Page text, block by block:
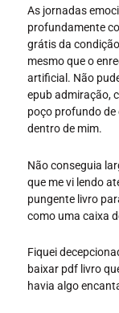
As jornadas
profundamente
grátis da
mesmo que o
artificial. Não
epub admiração,
poço profundo
dentro de mim.
Não conseguia
que me vi lendo
pungente livro
como uma caixa
Fiquei
baixar pdf livro
havia algo